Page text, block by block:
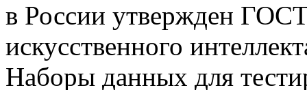
в России утвержден
искусственного
Наборы данных для